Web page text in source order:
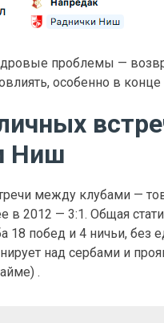
проблемы —
особенно в конце
Ниш
между клубами —
в 2012 — 3:1. Общая
18 побед и 4 ничьи,
над сербами и
.